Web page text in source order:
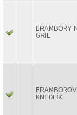
BRAMBORY
GRIL
KNEDLÍK